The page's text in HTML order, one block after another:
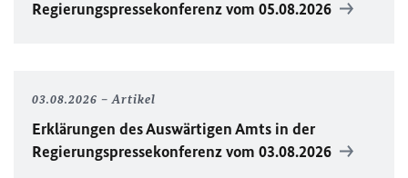
Regierungspressekonferenz vom 05.08.2026
03.08.2026 Artikel
Erklärungen des Auswärtigen Amts in der
Regierungspressekonferenz vom 03.08.2026